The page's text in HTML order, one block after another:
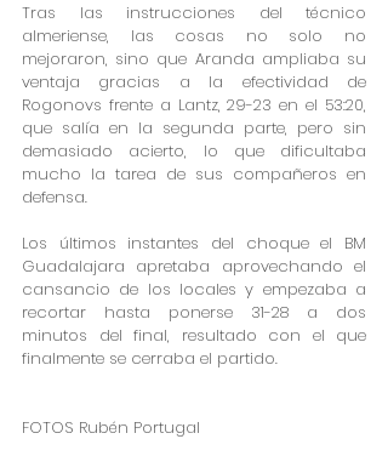
Tras las instrucciones del técnico
almeriense, las cosas no solo no
mejoraron, sino que Aranda ampliaba su
ventaja gracias a la efectividad de
Rogonovs frente a Lantz, 29-23 en el 53:20,
que salía en la segunda parte, pero sin
demasiado acierto, lo que dificultaba
mucho la tarea de sus compañeros en
defensa.
Los últimos instantes del choque el BM
Guadalajara apretaba aprovechando el
cansancio de los locales y empezaba a
recortar hasta ponerse 31-28 a dos
minutos del final, resultado con el que
finalmente se cerraba el partido.
FOTOS Rubén Portugal